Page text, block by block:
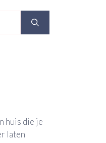
huis die je
laten